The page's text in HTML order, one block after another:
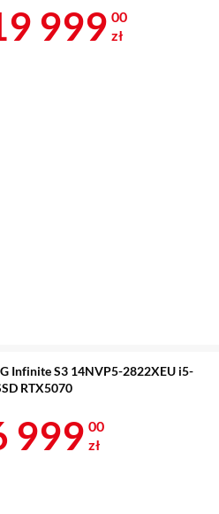
19 999
999 00
zł
Infinite S3 14NVP5-2822XEU i5-
RTX5070
6 999 zł
999 00
zł